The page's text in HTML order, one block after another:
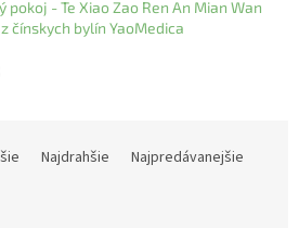
pokoj - Te Xiao Zao Ren An Mian Wan
čínskych bylín YaoMedica
Najdrahšie
Najpredávanejšie